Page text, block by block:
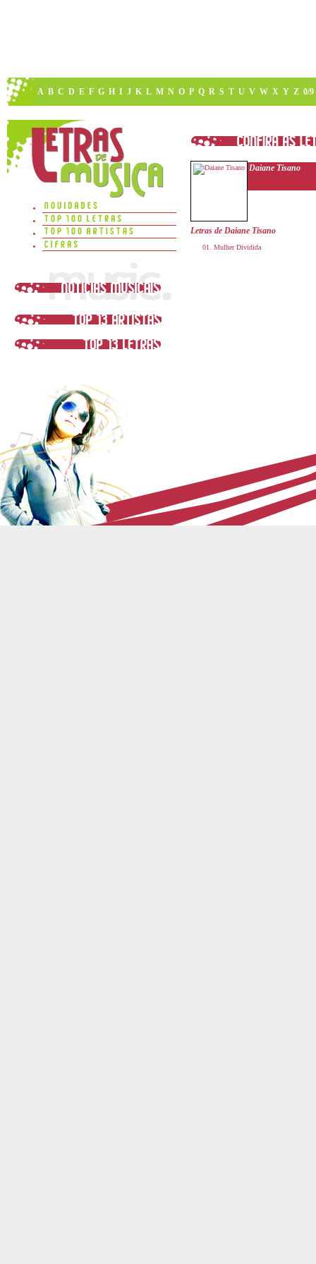
A B C D E F G H I J K L M N O P Q R S T U V W X Y Z 0/9
Daiane Tisano
Letras de Daiane Tisano
Mulher Dividida